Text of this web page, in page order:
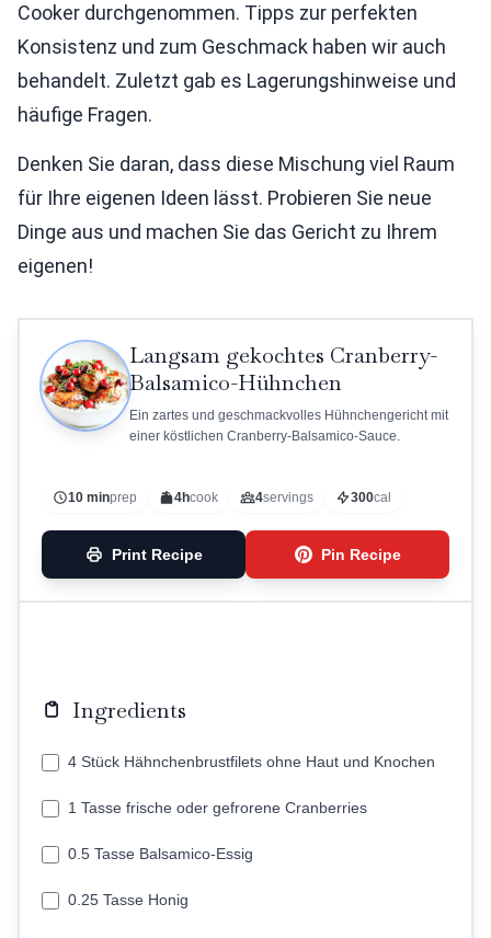
Cooker durchgenommen. Tipps zur perfekten
Konsistenz und zum Geschmack haben wir auch
behandelt. Zuletzt gab es Lagerungshinweise und
häufige Fragen.
Denken Sie daran, dass diese Mischung viel Raum
für Ihre eigenen Ideen lässt. Probieren Sie neue
Dinge aus und machen Sie das Gericht zu Ihrem
eigenen!
Langsam gekochtes Cranberry-
Balsamico-Hühnchen
Ein zartes und geschmackvolles Hühnchengericht mit
einer köstlichen Cranberry-Balsamico-Sauce.
10 minprep 4hcook 4servings 300cal
Print Recipe Pin Recipe
Ingredients
4 Stück Hähnchenbrustfilets ohne Haut und Knochen
1 Tasse frische oder gefrorene Cranberries
0.5 Tasse Balsamico-Essig
0.25 Tasse Honig